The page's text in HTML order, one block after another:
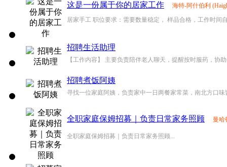
这是一份属于你的居家工作
海特-阿什伯利
居家手工 职位要求：需要数量稳定， 样品合格，工作时间
招聘生活助理
【工作内容】 主要负责陪伴老人聊天，提醒按时服药，协
招聘煮饭阿姨
寻找一位家庭阿姨，负责家中一日两餐家常菜，南北方口味
全职家庭保姆招募｜负责日常家务照顾 曼哈
全职家庭保姆招募｜负责日常家务照顾...